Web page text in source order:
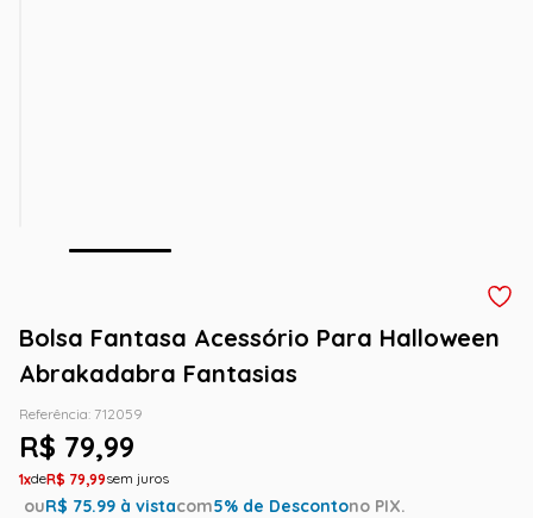
Bolsa Fantasa Acessório Para Halloween
Abrakadabra Fantasias
Referência: 712059
R$ 79,99
1 R$ 79,99
ouR$ 75.99 à vistacom5% de Descontono PIX.